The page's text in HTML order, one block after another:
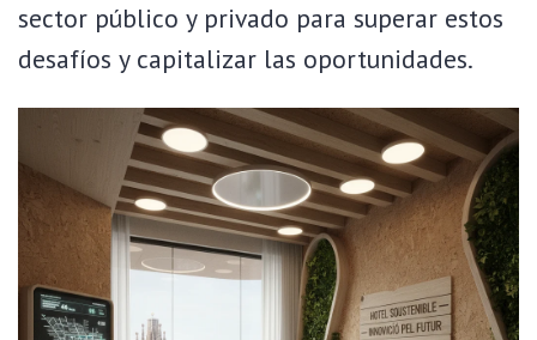
sector público y privado para superar estos
desafíos y capitalizar las oportunidades.